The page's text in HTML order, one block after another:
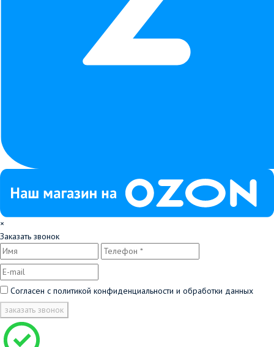
×
Заказать звонок
Согласен с политикой конфиденциальности и обработки данных
заказать звонок